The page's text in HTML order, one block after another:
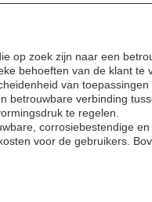
op zoek zijn naar een
behoeften van de klant
van
betrouwbare verbinding
te regelen.
corrosiebestendige
voor de gebruikers.